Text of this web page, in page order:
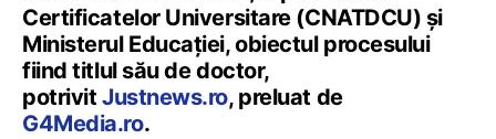
Certificatelor Universitare (CNATDCU) și
Ministerul Educației, obiectul procesului
fiind titlul său de doctor,
potrivit Justnews.ro, preluat de
G4Media.ro.